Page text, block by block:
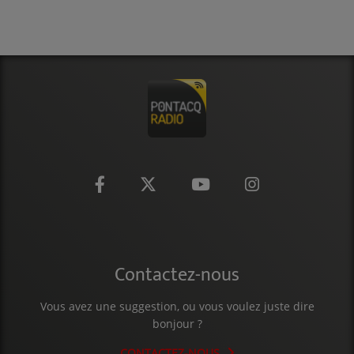
Contactez-nous
Vous avez une suggestion, ou vous voulez juste dire
bonjour ?